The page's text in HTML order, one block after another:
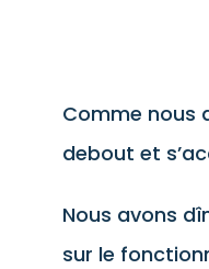
Comme nous
debout et
Nous avons
sur le